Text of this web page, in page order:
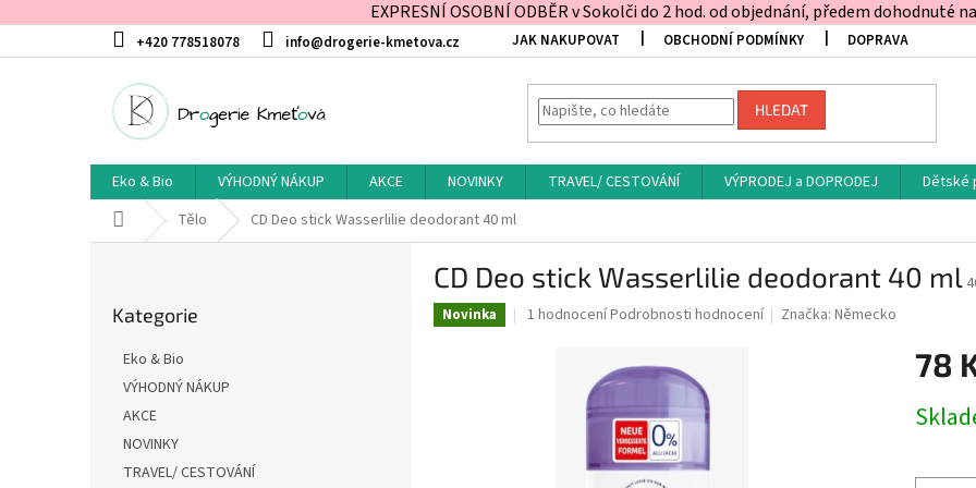
EXPRESNÍ OSOBNÍ ODBĚR v Sokolči do 2 hod. od objednání, předem dohodnuté
na
+420 778518078 info@drogerie-kmetova.cz JAK NAKUPOVAT OBCHODNÍ PODMÍNKY DOPRAVA
HLEDAT
Eko & Bio VÝHODNÝ NÁKUP AKCE NOVINKY TRAVEL/ CESTOVÁNÍ VÝPRODEJ a DOPRODEJ Dětské
Domů Tělo CD Deo stick Wasserlilie deodorant 40 ml
kategorie
Kategorie
Eko & Bio
VÝHODNÝ NÁKUP
AKCE
NOVINKY
TRAVEL/ CESTOVÁNÍ
CD Deo stick Wasserlilie deodorant 40 ml
Novinka
Průměrné
hvězdiček.
1 hodnoceníPodrobnosti hodnocení Značka:Německo
78
cena: